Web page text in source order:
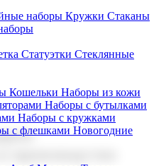
наборы Кружки Стаканы
Статуэтки Стеклянные
Кошельки Наборы из кожи
Наборы с бутылками
Наборы с кружками
с флешками Новогодние